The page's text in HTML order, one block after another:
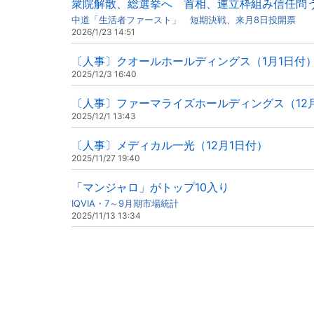
衆院解散、総選挙へ 首相、連立枠組み信任問
中道「生活者ファースト」 短期決戦、来月8日投開票
2026/1/23 14:51
〔人事〕クオールホールディングス（1月1日付）
2025/12/3 16:40
〔人事〕ファーマライズホールディングス（12
2025/12/1 13:43
〔人事〕メディカル一光（12月1日付）
2025/11/27 19:40
「マンジャロ」がトップ10入り
IQVIA・7～9月期市場統計
2025/11/13 13:34